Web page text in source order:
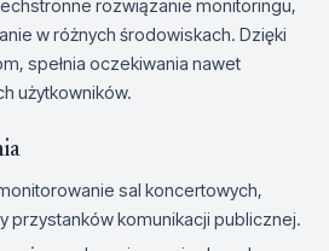
rozwiązanie monitoringu,
w różnych środowiskach. Dzięki
spełnia oczekiwania nawet
użytkowników.
sal koncertowych,
przystanków komunikacji publicznej.